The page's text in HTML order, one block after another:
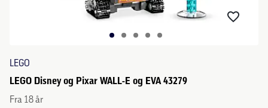
LEGO
LEGO Disney og Pixar WALL-E og EVA 43279
Fra 18 år